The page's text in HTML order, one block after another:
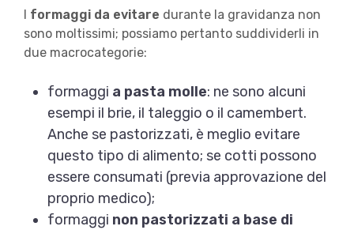
formaggi da evitare durante la gravidanza non
sono moltissimi; possiamo pertanto suddividerli in
due macrocategorie:
formaggi a pasta molle: ne sono alcuni
esempi il brie, il taleggio o il camembert.
Anche se pastorizzati, è meglio evitare
questo tipo di alimento; se cotti possono
essere consumati (previa approvazione del
proprio medico);
formaggi non pastorizzati a base di